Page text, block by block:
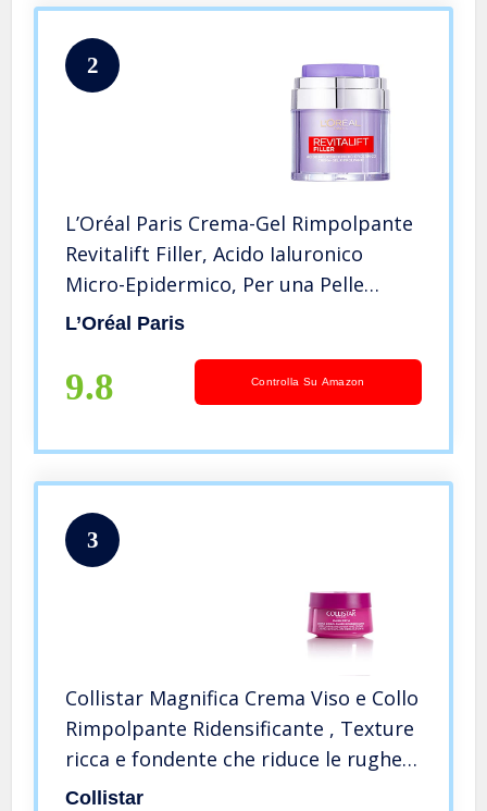
2
L’Oréal Paris Crema-Gel Rimpolpante
Revitalift Filler, Acido Ialuronico
Micro-Epidermico, Per una Pelle
Idratata più a Lungo, 50 ml
L’Oréal Paris
9.8 Controlla Su Amazon
3
Collistar Magnifica Crema Viso e Collo
Rimpolpante Ridensificante , Texture
ricca e fondente che riduce le rughe,
Rimpolpa visibilmente il viso e rende
Collistar